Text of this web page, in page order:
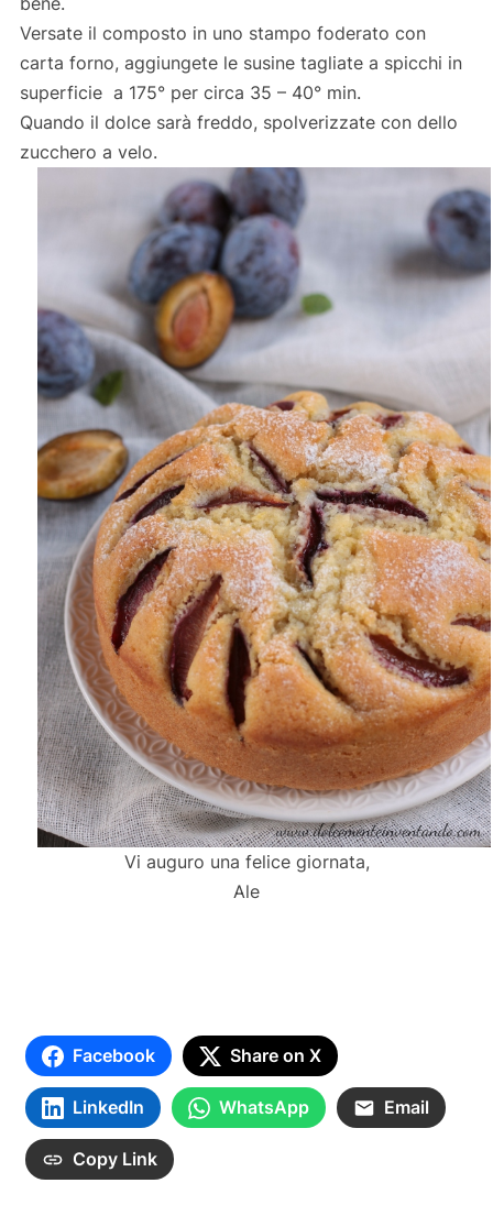
Versate il composto in uno stampo foderato con
carta forno, aggiungete le susine tagliate a spicchi in
superficie a 175° per circa 35 – 40° min.
Quando il dolce sarà freddo, spolverizzate con dello
zucchero a velo.
Vi auguro una felice giornata,
Ale
Facebook Share on X
LinkedIn WhatsApp Email
Copy Link